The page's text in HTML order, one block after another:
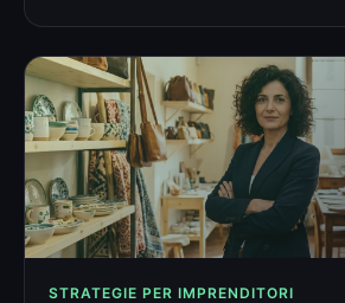
STRATEGIE PER IMPRENDITORI